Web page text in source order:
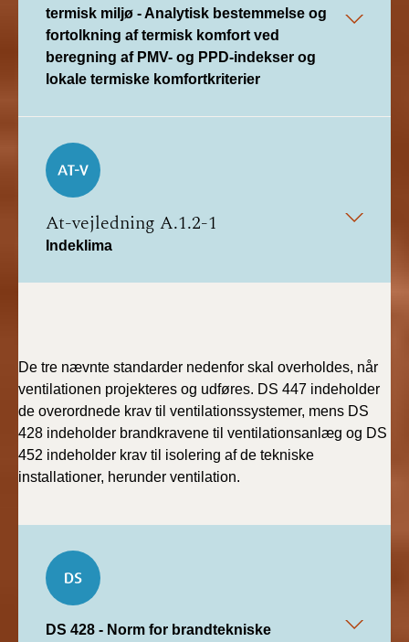
termisk miljø - Analytisk bestemmelse og
fortolkning af termisk komfort ved
beregning af PMV- og PPD-indekser og
lokale termiske komfortkriterier
At-vejledning A.1.2-1
Indeklima
De tre nævnte standarder nedenfor skal overholdes, når
ventilationen projekteres og udføres. DS 447 indeholder
de overordnede krav til ventilationssystemer, mens DS
428 indeholder brandkravene til ventilationsanlæg og DS
452 indeholder krav til isolering af de tekniske
installationer, herunder ventilation.
DS 428 - Norm for brandtekniske